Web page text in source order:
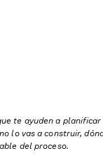
te ayuden a
lo vas a construir,
del proceso.